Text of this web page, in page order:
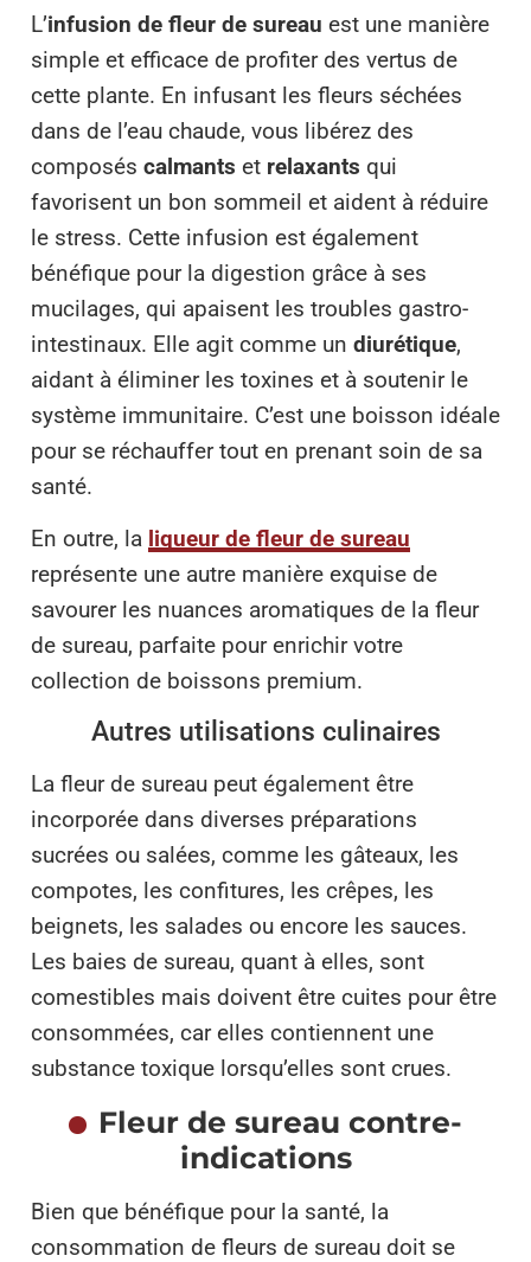
L’infusion de fleur de sureau est une manière
simple et efficace de profiter des vertus de
cette plante. En infusant les fleurs séchées
dans de l’eau chaude, vous libérez des
composés calmants et relaxants qui
favorisent un bon sommeil et aident à réduire
le stress. Cette infusion est également
bénéfique pour la digestion grâce à ses
mucilages, qui apaisent les troubles gastro-
intestinaux. Elle agit comme un diurétique,
aidant à éliminer les toxines et à soutenir le
système immunitaire. C’est une boisson idéale
pour se réchauffer tout en prenant soin de sa
santé.
En outre, la liqueur de fleur de sureau
représente une autre manière exquise de
savourer les nuances aromatiques de la fleur
de sureau, parfaite pour enrichir votre
collection de boissons premium.
Autres utilisations culinaires
La fleur de sureau peut également être
incorporée dans diverses préparations
sucrées ou salées, comme les gâteaux, les
compotes, les confitures, les crêpes, les
beignets, les salades ou encore les sauces.
Les baies de sureau, quant à elles, sont
comestibles mais doivent être cuites pour être
consommées, car elles contiennent une
substance toxique lorsqu’elles sont crues.
Fleur de sureau contre-
indications
Bien que bénéfique pour la santé, la
consommation de fleurs de sureau doit se